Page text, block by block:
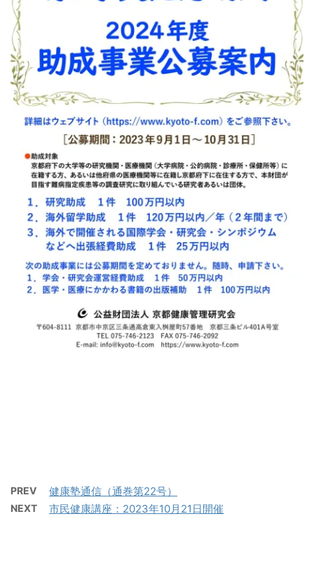
PREV 健康塾通信（通巻第22号）
NEXT 市民健康講座：2023年10月21日開催